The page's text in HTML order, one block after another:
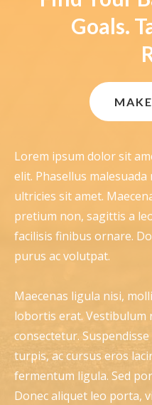
Goals.
Lorem ipsum dolor sit
elit. Phasellus
ultricies sit amet.
pretium non, sagittis a
facilisis finibus ornare.
purus ac volutpat.
Maecenas ligula nisi,
lobortis erat. Vestibulum
consectetur.
turpis, ac cursus eros
fermentum ligula. Sed
Donec aliquet leo porta,